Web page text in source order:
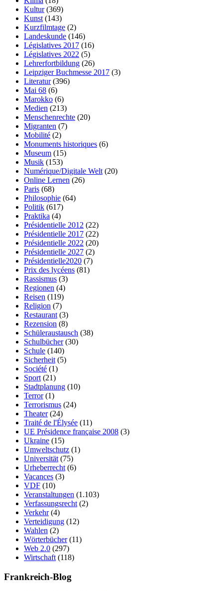
Kultur(369)
Kunst(143)
Kurzfilmtage (2)
Landeskunde (146)
Législatives 2017 (16)
Législatives 2022 (5)
Lehrerfortbildung (26)
Leipziger Buchmesse 2017 (3)
Literatur(396)
Mai 68 (6)
Marokko (6)
Medien (213)
Menschenrechte (20)
Migranten (7)
Mobilité (2)
Monuments historiques (6)
Museum (15)
Musik (153)
Numérique/Digitale Welt(20)
Online Lernen (26)
Paris (68)
Philosophie (64)
Politik (617)
Praktika (4)
Présidentielle 2012 (22)
Présidentielle 2017 (22)
Présidentielle 2022 (20)
Présidentielle 2027 (2)
Présidentielle2020 (7)
Prix des lycéens (81)
Rassismus (3)
Regionen (4)
Reisen (119)
Religion (7)
Restaurant(3)
Rezension (8)
Schüleraustausch (38)
Schulbücher(30)
Schule (140)
Sicherheit(5)
Société (1)
Sport(21)
Stadtplanung (10)
Terror(1)
Terrorismus (24)
Theater(24)
Traité de l'Élysée (11)
UE Présidence française 2008 (3)
Ukraine (15)
Umweltschutz (1)
Universität(75)
Urheberrecht(6)
Vacances (3)
VDF (10)
Veranstaltungen (1.103)
Verfassungsrecht(2)
Verkehr(4)
Verteidigung (12)
Wahlen (2)
Wörterbücher(11)
Web 2.0 (297)
Wirtschaft(118)
Frankreich-Blog